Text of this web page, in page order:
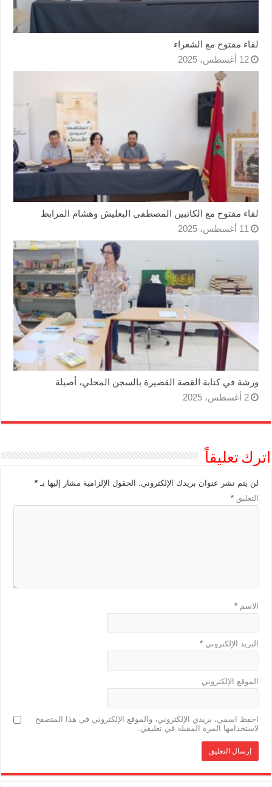
لقاء مفتوح مع الشعراء
12 أغسطس، 2025
لقاء مفتوح مع الكاتبين المصطفى البعليش وهشام المرابط
11 أغسطس، 2025
ورشة في كتابة القصة القصيرة بالسجن المحلي، أصيلة
2 أغسطس، 2025
اترك تعليقاً
لن يتم نشر عنوان بريدك الإلكتروني. الحقول الإلزامية مشار إليها بـ*
التعليق*
الاسم*
البريد الإلكتروني*
الموقع الإلكتروني
احفظ اسمي، بريدي الإلكتروني، والموقع الإلكتروني في هذا المتصفح
لاستخدامها المرة المقبلة في تعليقي.